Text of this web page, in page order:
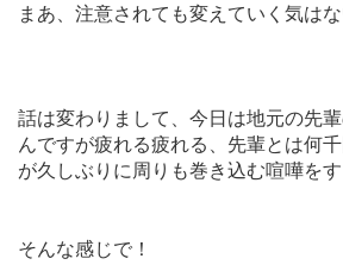
まあ、注意されても変えていく気は
話は変わりまして、今日は地元の先
んですが疲れる疲れる、先輩とは何
が久しぶりに周りも巻き込む喧嘩を
そんな感じで！